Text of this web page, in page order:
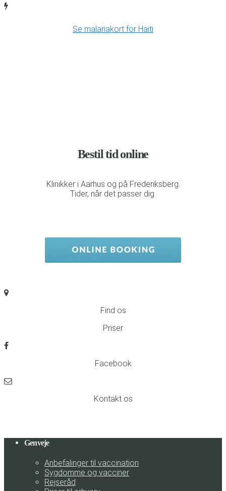
Se malariakort for Haiti
Bestil tid online
Klinikker i Aarhus og på Frederiksberg.
Tider, når det passer dig.
Find os
Priser
Facebook
Kontakt os
Genveje
Anbefalinger til vaccination
Sygdomme og vacciner
Rejseråd